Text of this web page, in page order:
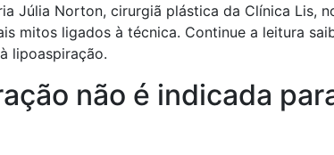
Júlia Norton, cirurgiã plástica da Clínica Lis,
mitos ligados à técnica. Continue a leitura
lipoaspiração.
não é indicada